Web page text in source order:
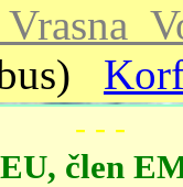
- - -
člen